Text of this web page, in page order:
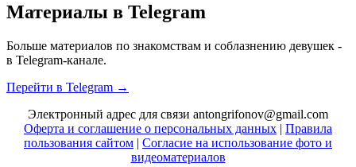
Материалы в Telegram
Больше материалов по знакомствам и соблазнению девушек -
в Telegram-канале.
Перейти в Telegram →
Электронный адрес для связи antongrifonov@gmail.com
Оферта и соглашение о персональных данных | Правила
пользования сайтом | Согласие на использование фото и
видеоматериалов